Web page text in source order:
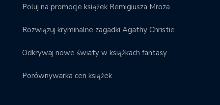
Poluj na promocje książek Remigiusza Mroza
Rozwiązuj kryminalne zagadki Agathy Christie
Odkrywaj nowe światy w książkach fantasy
Porównywarka cen książek